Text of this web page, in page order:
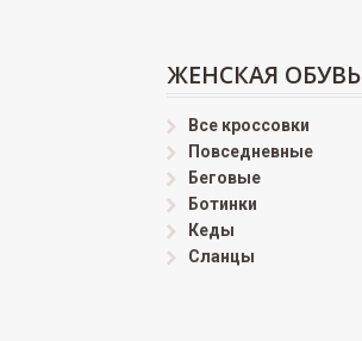
ЖЕНСКАЯ ОБУВЬ
Все кроссовки
Повседневные
Беговые
Ботинки
Кеды
Сланцы